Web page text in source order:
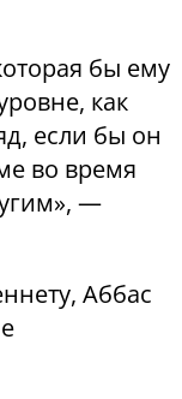
бы ему
как
если бы он
во время
—
Аббас